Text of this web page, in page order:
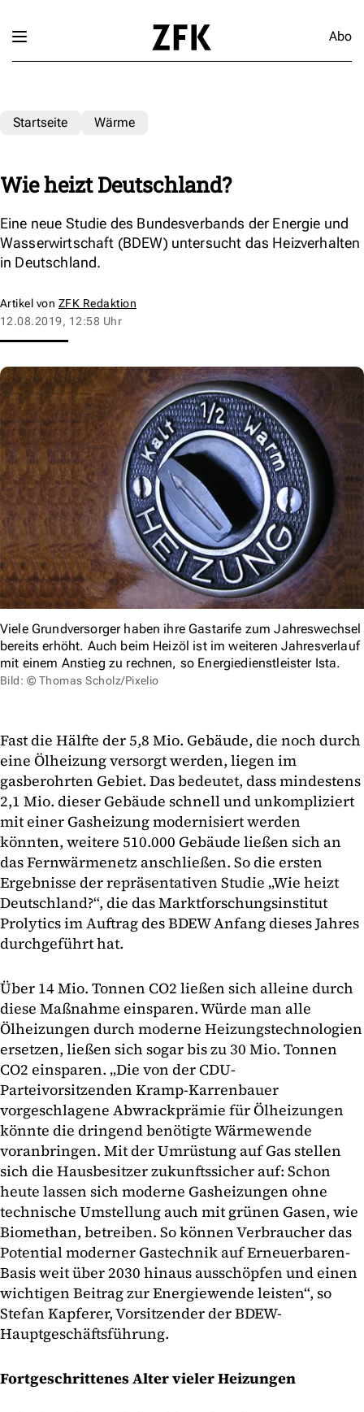
Abo
Startseite Wärme
Wie heizt Deutschland?
Eine neue Studie des Bundesverbands der Energie und
Wasserwirtschaft (BDEW) untersucht das Heizverhalten
in Deutschland.
Artikel von ZFK Redaktion
12.08.2019, 12:58 Uhr
Viele Grundversorger haben ihre Gastarife zum Jahreswechsel
bereits erhöht. Auch beim Heizöl ist im weiteren Jahresverlauf
mit einem Anstieg zu rechnen, so Energiedienstleister Ista.
Bild: © Thomas Scholz/Pixelio
Fast die Hälfte der 5,8 Mio. Gebäude, die noch durch
eine Ölheizung versorgt werden, liegen im
gasberohrten Gebiet. Das bedeutet, dass mindestens
2,1 Mio. dieser Gebäude schnell und unkompliziert
mit einer Gasheizung modernisiert werden
könnten, weitere 510.000 Gebäude ließen sich an
das Fernwärmenetz anschließen. So die ersten
Ergebnisse der repräsentativen Studie „Wie heizt
Deutschland?“, die das Marktforschungsinstitut
Prolytics im Auftrag des BDEW Anfang dieses Jahres
durchgeführt hat.
Über 14 Mio. Tonnen CO2 ließen sich alleine durch
diese Maßnahme einsparen. Würde man alle
Ölheizungen durch moderne Heizungstechnologien
ersetzen, ließen sich sogar bis zu 30 Mio. Tonnen
CO2 einsparen. „Die von der CDU-
Parteivorsitzenden Kramp-Karrenbauer
vorgeschlagene Abwrackprämie für Ölheizungen
könnte die dringend benötigte Wärmewende
voranbringen. Mit der Umrüstung auf Gas stellen
sich die Hausbesitzer zukunftssicher auf: Schon
heute lassen sich moderne Gasheizungen ohne
technische Umstellung auch mit grünen Gasen, wie
Biomethan, betreiben. So können Verbraucher das
Potential moderner Gastechnik auf Erneuerbaren-
Basis weit über 2030 hinaus ausschöpfen und einen
wichtigen Beitrag zur Energiewende leisten“, so
Stefan Kapferer, Vorsitzender der BDEW-
Hauptgeschäftsführung.
Fortgeschrittenes Alter vieler Heizungen